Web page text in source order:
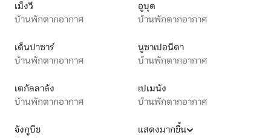
เม็งวี
บ้านพักตากอากาศ
อูบุด
บ้านพักตากอากาศ
เด็นปาซาร์
บ้านพักตากอากาศ
นูซาเปอนีดา
บ้านพักตากอากาศ
เตกัลลาลัง
บ้านพักตากอากาศ
เปเมนัง
บ้านพักตากอากาศ
จังกูบีช
แสดงมากขึ้น